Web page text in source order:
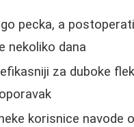
pecka, a
nekoliko dana
za duboke
korisnice navode